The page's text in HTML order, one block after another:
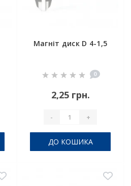
Магніт диск D 4-1,5
0
2,25 грн.
- +
ДО КОШИКА